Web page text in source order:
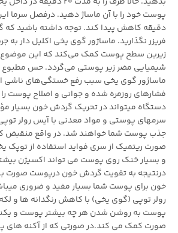
دقیقه کاهش پیدا کند. توجه داشته باشید که
فریزر نگذارید. ماساژور گوی یخی اکلیل دار به
زیرین سطح پوست کمک می‌کند که این موضوع
شیمیایی مضر زیر پوستی می‌گردد. حس مطبوع
ماساژور گوی یخی سبب رفع خستگی‌های ناشی
فشارهای روزمره شده و جوانی و اصلاح پوست را
دستگاه میتواند در تحریک گردش خون بسیار
سرمهای پوستی و مواد معدنی با آیس رولر توپی
جذب پوست شما خواهند شد. در واقع منقبض
صورت ریتمیک از سری فواید استفاده از
و بسیار خنک روی پوست می تواند اکسیژن
درنتیجه به تقویت گردش خون درپوست صورت
خون برای پوست شما بسیار مفید و ضروری
رولر توپی (گوی یخی) با کاهش رنگدانه ها و
پوست به روشن شدن هر چه بیشتر پوست و
صورت کمک می کند.در صورتی که از آکنه های